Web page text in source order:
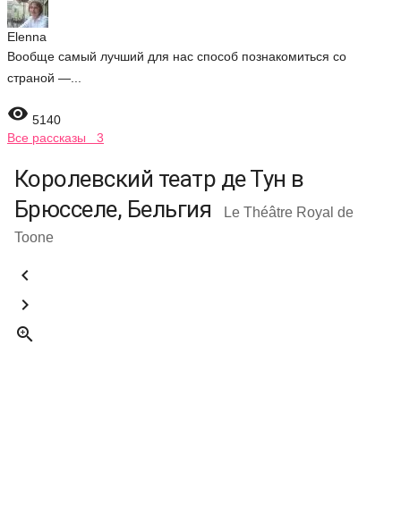
Elenna
Вообще самый лучший для нас способ познакомиться со
страной —...
 5140
Все рассказы 3
Королевский театр де Тун в
Брюсселе, Бельгия
Le Théâtre Royal de
Toone


